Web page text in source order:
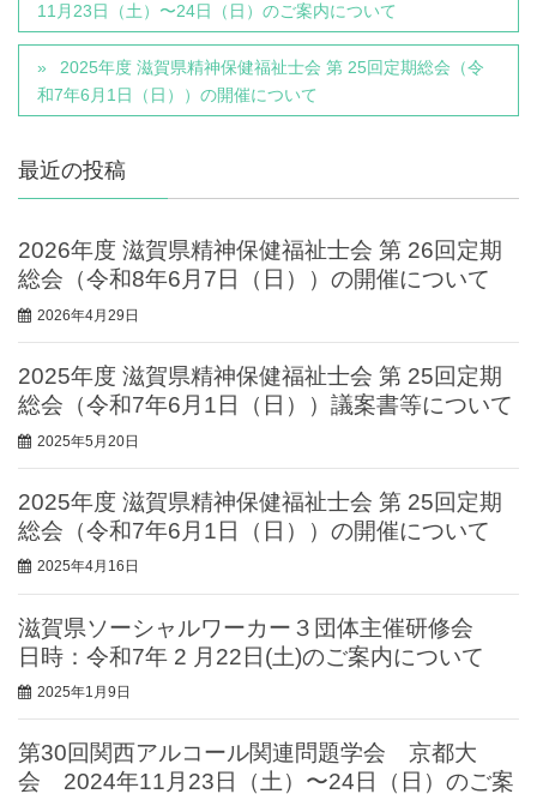
11月23日（土）〜24日（日）のご案内について
2025年度 滋賀県精神保健福祉士会 第 25回定期総会（令
和7年6月1日（日））の開催について
最近の投稿
2026年度 滋賀県精神保健福祉士会 第 26回定期
総会（令和8年6月7日（日））の開催について
2026年4月29日
2025年度 滋賀県精神保健福祉士会 第 25回定期
総会（令和7年6月1日（日））議案書等について
2025年5月20日
2025年度 滋賀県精神保健福祉士会 第 25回定期
総会（令和7年6月1日（日））の開催について
2025年4月16日
滋賀県ソーシャルワーカー３団体主催研修会
日時：令和7年 2 ⽉22⽇(⼟)のご案内について
2025年1月9日
第30回関西アルコール関連問題学会 京都大
会 2024年11月23日（土）〜24日（日）のご案